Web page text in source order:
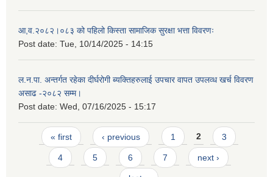
आ,व.२०८२।०८३ को पहिलो किस्ता सामाजिक सुरक्षा भत्ता विवरणः
Post date: Tue, 10/14/2025 - 14:15
ल.न.पा. अन्तर्गत रहेका दीर्घरोगी ब्यक्तिहरुलाई उपचार वापत उपलव्ध खर्च विवरण
असाढ -२०८२ सम्म।
Post date: Wed, 07/16/2025 - 15:17
Pages
« first ‹ previous 1 2 3
4 5 6 7 next ›